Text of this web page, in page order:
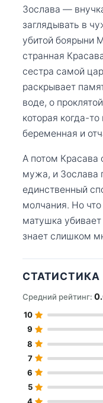
Зослава —
заглядывать в
убитой боярыни
странная
сестра самой
раскрывает
воде, о
которая когда-
беременная и
А потом Красава
мужа, и Зослава
единственный
молчания. Но
матушка убивает
знает слишком
СТАТИСТИКА
Средний рейтинг:
10
9
8
7
6
5